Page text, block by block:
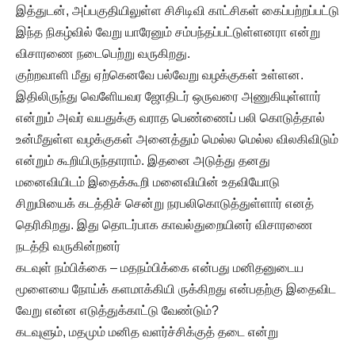
இத்துடன், அப்பகுதியிலுள்ள சிசிடிவி காட்சிகள் கைப்பற்றப்பட்டு
இந்த நிகழ்வில் வேறு யாரேனும் சம்பந்தப்பட்டுள்ளனரா என்று
விசாரணை நடைபெற்று வருகிறது.
குற்றவாளி மீது ஏற்கெனவே பல்வேறு வழக்குகள் உள்ளன.
இதிலிருந்து வெளிேயவர ஜோதிடர் ஒருவரை அணுகியுள்ளார்
என்றும் அவர் வயதுக்கு வராத பெண்ணைப் பலி கொடுத்தால்
உன்மீதுள்ள வழக்குகள் அனைத்தும் மெல்ல மெல்ல விலகிவிடும்
என்றும் கூறியிருந்தாராம். இதனை அடுத்து தனது
மனைவியிடம் இதைக்கூறி மனைவியின் உதவியோடு
சிறுமியைக் கடத்திச் சென்று நரபலிகொடுத்துள்ளார் எனத்
தெரிகிறது. இது தொடர்பாக காவல்துறையினர் விசாரணை
நடத்தி வருகின்றனர்
கடவுள் நம்பிக்கை – மதநம்பிக்கை என்பது மனிதனுடைய
மூளையை நோய்க் களமாக்கியி ருக்கிறது என்பதற்கு இதைவிட
வேறு என்ன எடுத்துக்காட்டு வேண்டும்?
கடவுளும், மதமும் மனித வளர்ச்சிக்குத் தடை என்று